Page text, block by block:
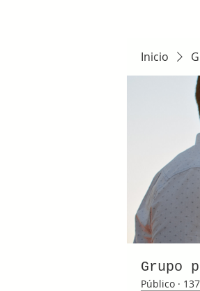
Inicio
Grupo
Público ·